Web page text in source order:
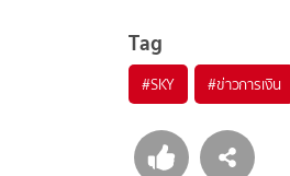
Tag
#SKY #ข่าวการเงิน